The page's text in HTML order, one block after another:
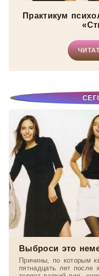
Практикум
Выброси это
Причины, по которым
пятнадцать лет после